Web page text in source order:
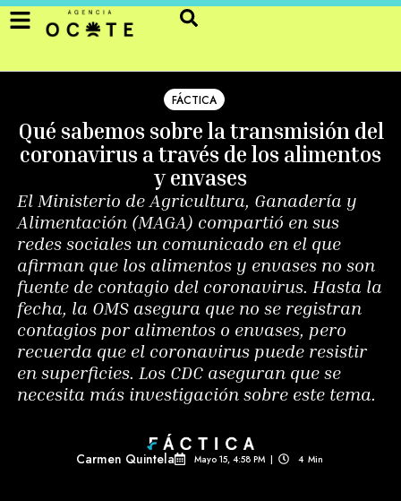
FÁCTICA
Qué sabemos sobre la transmisión del
coronavirus a través de los alimentos
y envases
El Ministerio de Agricultura, Ganadería y
Alimentación (MAGA) compartió en sus
redes sociales un comunicado en el que
afirman que los alimentos y envases no son
fuente de contagio del coronavirus. Hasta la
fecha, la OMS asegura que no se registran
contagios por alimentos o envases, pero
recuerda que el coronavirus puede resistir
en superficies. Los CDC aseguran que se
necesita más investigación sobre este tema.
Carmen Quintela Mayo 15, 4:58 PM | 4 Min